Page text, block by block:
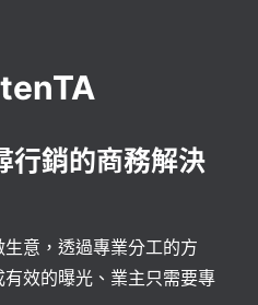
行銷的商務解決
意，透過專業分工的方
效的曝光、業主只需要專